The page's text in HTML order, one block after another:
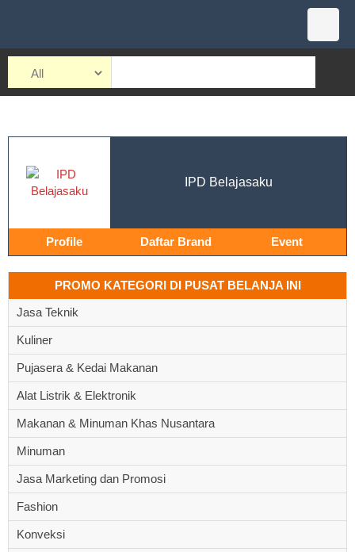
IPD Belajasaku
Profile Daftar Brand Event
PROMO KATEGORI DI PUSAT BELANJA INI
Jasa Teknik
Kuliner
Pujasera & Kedai Makanan
Alat Listrik & Elektronik
Makanan & Minuman Khas Nusantara
Minuman
Jasa Marketing dan Promosi
Fashion
Konveksi